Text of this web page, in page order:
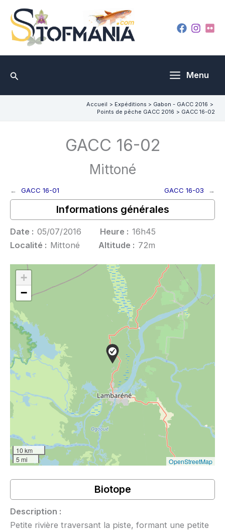
contenu
Rechercher Menu
Accueil Expéditions
Gabon - GACC 2016
Points de pêche GACC 2016
GACC 16-02
GACC 16-02
Mittoné
← GACC 16-01 GACC 16-03 →
Informations générales
Date : 05/07/2016 Heure : 16h45
Localité : Mittoné Altitude : 72m
+
−
10 km
5 mi
OpenStreetMap
Biotope
Description :
Petite rivière traversant la piste, formant une petite